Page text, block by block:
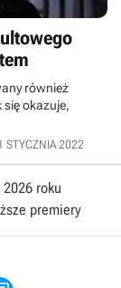
również
okazuje,
STYCZNIA 2022
roku
premiery